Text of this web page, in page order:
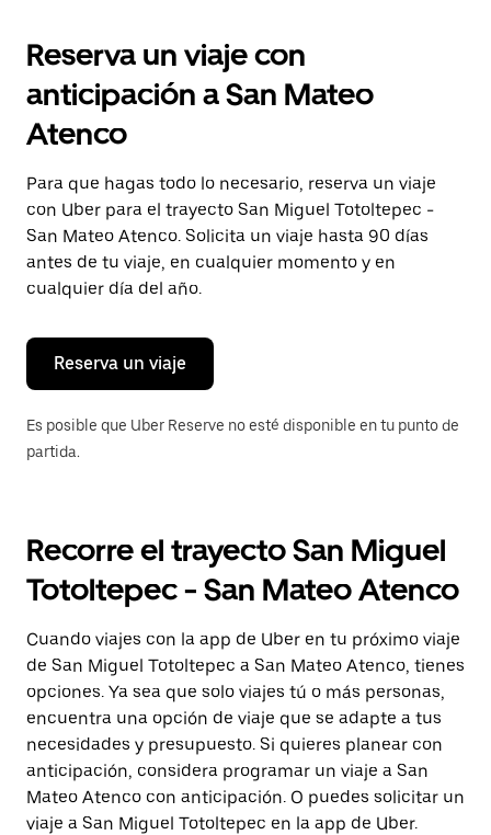
el
y
selecciona
una
Presiona
la
tecla Esc
para
cerrar
el
calendario.
Reserva un viaje con
anticipación a San Mateo
Atenco
Para que hagas todo lo necesario, reserva un viaje
con Uber para el trayecto San Miguel Totoltepec -
San Mateo Atenco. Solicita un viaje hasta 90 días
antes de tu viaje, en cualquier momento y en
cualquier día del año.
Reserva un viaje
Es posible que Uber Reserve no esté disponible en tu punto de
partida.
Recorre el trayecto San Miguel
Totoltepec - San Mateo Atenco
Cuando viajes con la app de Uber en tu próximo viaje
de San Miguel Totoltepec a San Mateo Atenco, tienes
opciones. Ya sea que solo viajes tú o más personas,
encuentra una opción de viaje que se adapte a tus
necesidades y presupuesto. Si quieres planear con
anticipación, considera programar un viaje a San
Mateo Atenco con anticipación. O puedes solicitar un
viaje a San Miguel Totoltepec en la app de Uber.